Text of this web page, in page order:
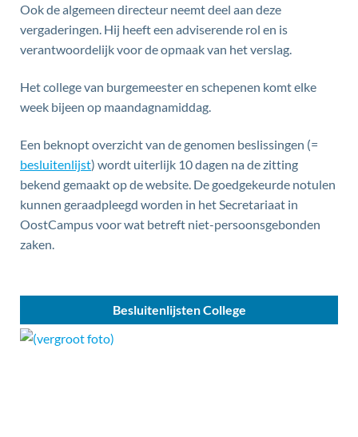
Ook de algemeen directeur neemt deel aan deze
vergaderingen. Hij heeft een adviserende rol en is
verantwoordelijk voor de opmaak van het verslag.
Het college van burgemeester en schepenen komt elke
week bijeen op maandagnamiddag.
Een beknopt overzicht van de genomen beslissingen (=
besluitenlijst) wordt uiterlijk 10 dagen na de zitting
bekend gemaakt op de website. De goedgekeurde notulen
kunnen geraadpleegd worden in het Secretariaat in
OostCampus voor wat betreft niet-persoonsgebonden
zaken.
Besluitenlijsten College